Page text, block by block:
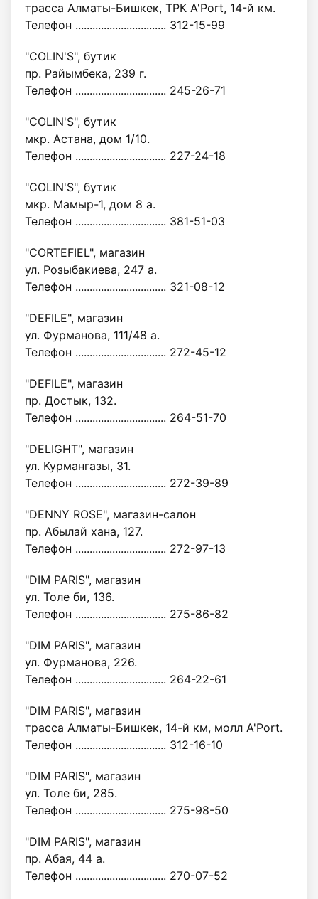
трасса Алматы-Бишкек, ТРК A'Port, 14-й км.
Телефон ................................ 312-15-99
"COLIN'S", бутик
пр. Райымбека, 239 г.
Телефон ................................ 245-26-71
"COLIN'S", бутик
мкр. Астана, дом 1/10.
Телефон ................................ 227-24-18
"COLIN'S", бутик
мкр. Мамыр-1, дом 8 а.
Телефон ................................ 381-51-03
"CORTEFIEL", магазин
ул. Розыбакиева, 247 а.
Телефон ................................ 321-08-12
"DEFILE", магазин
ул. Фурманова, 111/48 а.
Телефон ................................ 272-45-12
"DEFILE", магазин
пр. Достык, 132.
Телефон ................................ 264-51-70
"DELIGHT", магазин
ул. Курмангазы, 31.
Телефон ................................ 272-39-89
"DENNY ROSE", магазин-салон
пр. Абылай хана, 127.
Телефон ................................ 272-97-13
"DIM PARIS", магазин
ул. Толе би, 136.
Телефон ................................ 275-86-82
"DIM PARIS", магазин
ул. Фурманова, 226.
Телефон ................................ 264-22-61
"DIM PARIS", магазин
трасса Алматы-Бишкек, 14-й км, молл A'Port.
Телефон ................................ 312-16-10
"DIM PARIS", магазин
ул. Толе би, 285.
Телефон ................................ 275-98-50
"DIM PARIS", магазин
пр. Абая, 44 а.
Телефон ................................ 270-07-52